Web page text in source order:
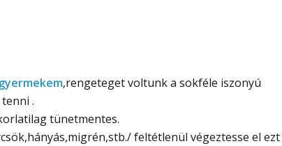
,rengeteget voltunk a sokféle iszonyú
.
tünetmentes.
feltétlenül végeztesse el ezt